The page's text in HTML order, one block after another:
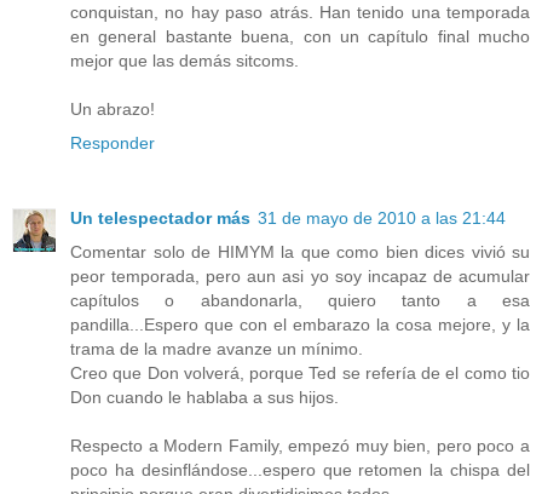
conquistan, no hay paso atrás. Han tenido una temporada
en general bastante buena, con un capítulo final mucho
mejor que las demás sitcoms.
Un abrazo!
Responder
Un telespectador más 31 de mayo de 2010 a las 21:44
Comentar solo de HIMYM la que como bien dices vivió su
peor temporada, pero aun asi yo soy incapaz de acumular
capítulos o abandonarla, quiero tanto a esa
pandilla...Espero que con el embarazo la cosa mejore, y la
trama de la madre avanze un mínimo.
Creo que Don volverá, porque Ted se refería de el como tio
Don cuando le hablaba a sus hijos.
Respecto a Modern Family, empezó muy bien, pero poco a
poco ha desinflándose...espero que retomen la chispa del